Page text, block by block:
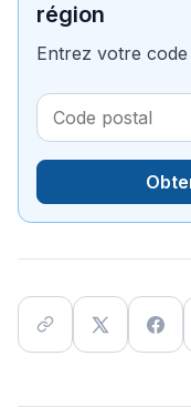
région
Entrez votre